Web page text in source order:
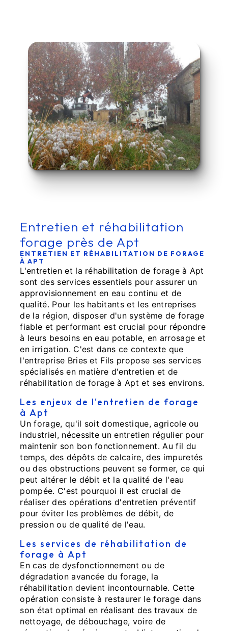
Entretien et réhabilitation
forage près de Apt
ENTRETIEN ET RÉHABILITATION DE FORAGE
À APT
L'entretien et la réhabilitation de forage à Apt
sont des services essentiels pour assurer un
approvisionnement en eau continu et de
qualité. Pour les habitants et les entreprises
de la région, disposer d'un système de forage
fiable et performant est crucial pour répondre
à leurs besoins en eau potable, en arrosage et
en irrigation. C'est dans ce contexte que
l'entreprise Bries et Fils propose ses services
spécialisés en matière d'entretien et de
réhabilitation de forage à Apt et ses environs.
Les enjeux de l'entretien de forage
à Apt
Un forage, qu'il soit domestique, agricole ou
industriel, nécessite un entretien régulier pour
maintenir son bon fonctionnement. Au fil du
temps, des dépôts de calcaire, des impuretés
ou des obstructions peuvent se former, ce qui
peut altérer le débit et la qualité de l'eau
pompée. C'est pourquoi il est crucial de
réaliser des opérations d'entretien préventif
pour éviter les problèmes de débit, de
pression ou de qualité de l'eau.
Les services de réhabilitation de
forage à Apt
En cas de dysfonctionnement ou de
dégradation avancée du forage, la
réhabilitation devient incontournable. Cette
opération consiste à restaurer le forage dans
son état optimal en réalisant des travaux de
nettoyage, de débouchage, voire de